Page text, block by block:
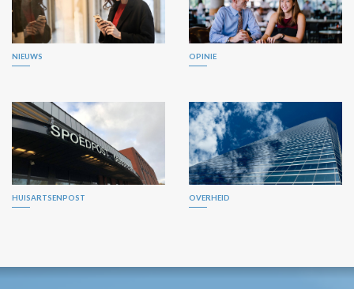
NIEUWS OPINIE
HUISARTSENPOST OVERHEID